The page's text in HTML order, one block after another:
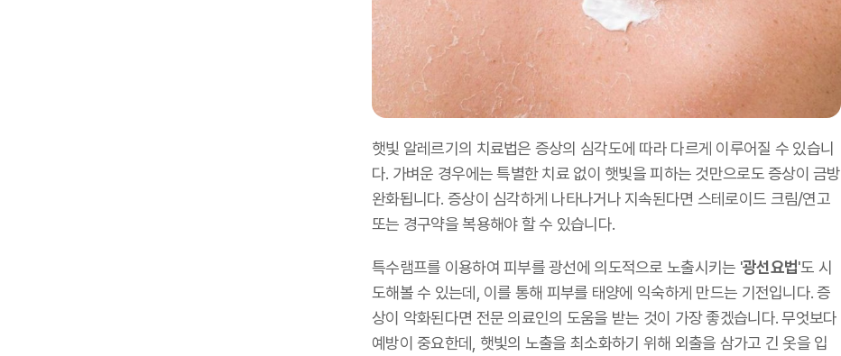
햇빛 알레르기의 치료법은 증상의 심각도에 따라 다르게 이루어질 수 있습니
다. 가벼운 경우에는 특별한 치료 없이 햇빛을 피하는 것만으로도 증상이 금방
완화됩니다. 증상이 심각하게 나타나거나 지속된다면 스테로이드 크림/연고
또는 경구약을 복용해야 할 수 있습니다.
특수램프를 이용하여 피부를 광선에 의도적으로 노출시키는 '광선요법'도 시
도해볼 수 있는데, 이를 통해 피부를 태양에 익숙하게 만드는 기전입니다. 증
상이 악화된다면 전문 의료인의 도움을 받는 것이 가장 좋겠습니다. 무엇보다
예방이 중요한데, 햇빛의 노출을 최소화하기 위해 외출을 삼가고 긴 옷을 입